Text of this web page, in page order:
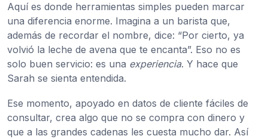
Aquí es donde herramientas simples pueden marcar
una diferencia enorme. Imagina a un barista que,
además de recordar el nombre, dice: “Por cierto, ya
volvió la leche de avena que te encanta”. Eso no es
solo buen servicio: es una experiencia. Y hace que
Sarah se sienta entendida.
Ese momento, apoyado en datos de cliente fáciles de
consultar, crea algo que no se compra con dinero y
que a las grandes cadenas les cuesta mucho dar. Así